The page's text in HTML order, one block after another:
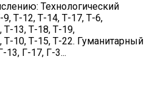
Технологический
Т-12, Т-14, Т-17, Т-6,
Т-13, Т-18, Т-19,
Т-10, Т-15, Т-22. Гуманитарный
13, Г-17, Г-3...